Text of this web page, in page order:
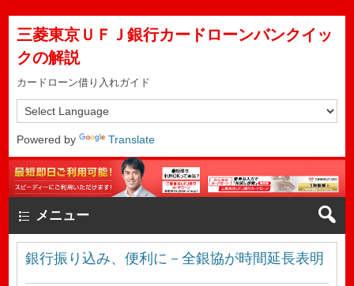
三菱東京ＵＦＪ銀行カードローンバンクイッ
クの解説
カードローン借り入れガイド
Powered by Translate
メニュー
銀行振り込み、便利に－全銀協が時間延長表明